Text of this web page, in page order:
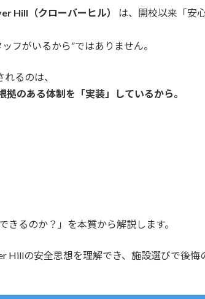
Hill（クローバーヒル）
は、開校以来「安
フがいるから”ではありません。
るのは、
のある体制を「実装」しているから。
るのか？」を本質から解説します。
Hillの安全思想を理解でき、施設選びで後悔